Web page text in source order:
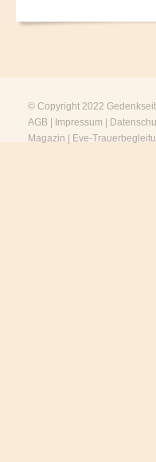
© Copyright 2022
AGB
Impressum
Magazin
Eve-